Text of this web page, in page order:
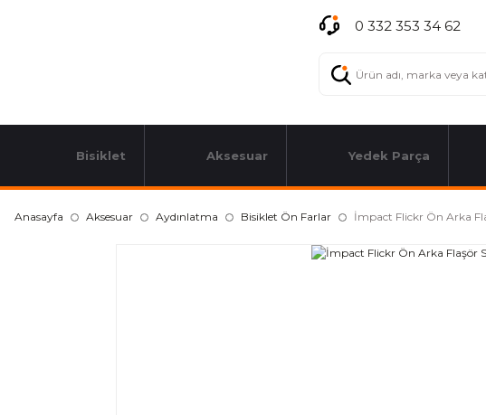
0 332 353 34 62
Bisiklet Aksesuar Yedek Parça
Anasayfa Aksesuar Aydınlatma Bisiklet Ön Farlar İmpact Flickr Ön Arka